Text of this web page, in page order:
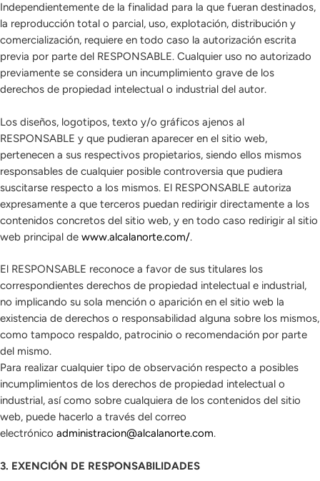
Independientemente de la finalidad para la que fueran destinados,
la reproducción total o parcial, uso, explotación, distribución y
comercialización, requiere en todo caso la autorización escrita
previa por parte del RESPONSABLE. Cualquier uso no autorizado
previamente se considera un incumplimiento grave de los
derechos de propiedad intelectual o industrial del autor.
Los diseños, logotipos, texto y/o gráficos ajenos al
RESPONSABLE y que pudieran aparecer en el sitio web,
pertenecen a sus respectivos propietarios, siendo ellos mismos
responsables de cualquier posible controversia que pudiera
suscitarse respecto a los mismos. El RESPONSABLE autoriza
expresamente a que terceros puedan redirigir directamente a los
contenidos concretos del sitio web, y en todo caso redirigir al sitio
web principal de www.alcalanorte.com/.
El RESPONSABLE reconoce a favor de sus titulares los
correspondientes derechos de propiedad intelectual e industrial,
no implicando su sola mención o aparición en el sitio web la
existencia de derechos o responsabilidad alguna sobre los mismos,
como tampoco respaldo, patrocinio o recomendación por parte
del mismo.
Para realizar cualquier tipo de observación respecto a posibles
incumplimientos de los derechos de propiedad intelectual o
industrial, así como sobre cualquiera de los contenidos del sitio
web, puede hacerlo a través del correo
electrónico administracion@alcalanorte.com.
3. EXENCIÓN DE RESPONSABILIDADES